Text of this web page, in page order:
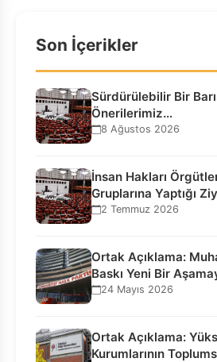
Son İçerikler
Sürdürülebilir Bir
Önerilerimiz…
8 Ağustos 2026
İnsan Hakları
Gruplarına Yaptığı
Bilgilendirme…
2 Temmuz 2026
Ortak Açıklama:
Baskı Yeni Bir
Seçilmiş…
24 Mayıs 2026
Ortak Açıklama:
Kurumlarının